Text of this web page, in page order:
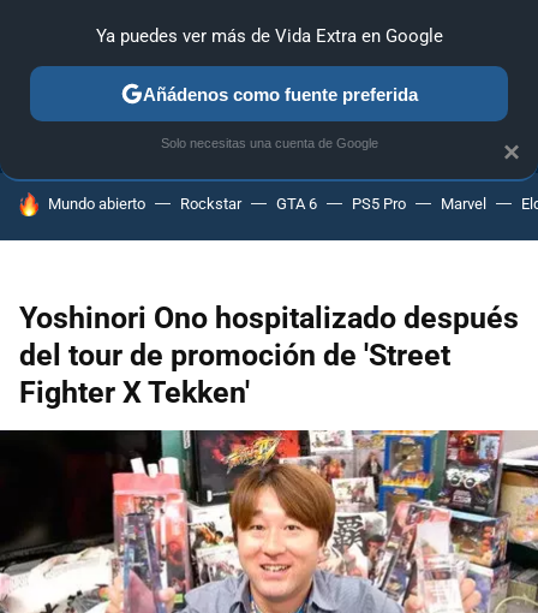
ANÁLISIS GUÍAS Y TRUCOS PC SONY NINTENDO
HOY SE HABLA DE
Mundo abierto Rockstar GTA 6 PS5 Pro Marvel
Yoshinori Ono hospitalizado después
del tour de promoción de 'Street
Fighter X Tekken'
×
Ya puedes ver más de Vida Extra en Google
Añádenos como fuente preferida
Solo necesitas una cuenta de Google